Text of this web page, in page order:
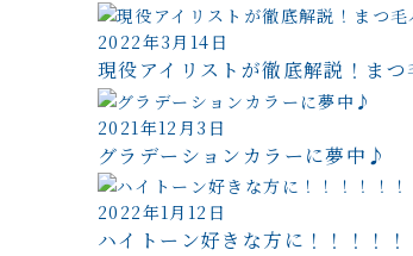
2022年3月14日
現役アイリストが徹底解説！ま
2021年12月3日
グラデーションカラーに夢中♪
2022年1月12日
ハイトーン好きな方に！！！！！